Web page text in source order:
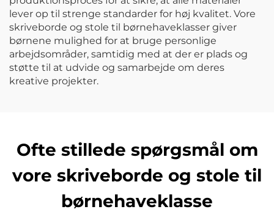
lever op til strenge standarder for høj kvalitet. Vore
skriveborde og stole til børnehaveklasser giver
børnene mulighed for at bruge personlige
arbejdsområder, samtidig med at der er plads og
støtte til at udvide og samarbejde om deres
kreative projekter.
Ofte stillede spørgsmål om
vore skriveborde og stole til
børnehaveklasse